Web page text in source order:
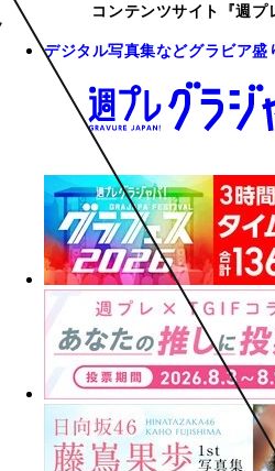
コンテンツサイト『週プ
デジタル写真集などグラビア盛